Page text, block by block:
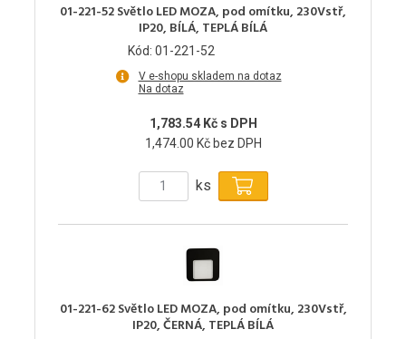
01-221-52 Světlo LED MOZA, pod omítku, 230Vstř,
IP20, BÍLÁ, TEPLÁ BÍLÁ
Kód: 01-221-52
V e-shopu skladem na dotaz
Na dotaz
1,783.54 Kč s DPH
1,474.00 Kč bez DPH
ks
01-221-62 Světlo LED MOZA, pod omítku, 230Vstř,
IP20, ČERNÁ, TEPLÁ BÍLÁ